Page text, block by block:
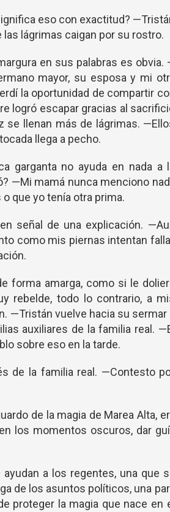
eso con exactitud?
lágrimas caigan por su rostro.
en sus palabras es obvia.
mayor, su esposa y mi
la oportunidad de compartir
logró escapar gracias al
llenan más de lágrimas.
llega a pecho.
garganta no ayuda en nada a
—Mi mamá nunca menciono
que yo tenía otra prima.
señal de una explicación.
como mis piernas intentan
forma amarga, como si le
rebelde, todo lo contrario, a
—Tristán vuelve hacia su sermar
auxiliares de la familia real.
sobre eso en la tarde.
de la familia real. —Contesto
de la magia de Marea Alta,
los momentos oscuros, dar
a los regentes, una que
de los asuntos políticos, una
proteger la magia que nace en